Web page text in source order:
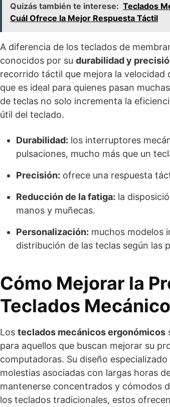
Quizás también te interese: Teclados
Cuál Ofrece la Mejor Respuesta Táctil
A diferencia de los teclados de
conocidos por su durabilidad y
recorrido táctil que mejora la velocidad
que es ideal para quienes pasan
de teclas no solo incrementa la
útil del teclado.
Durabilidad: los interruptores
pulsaciones, mucho más que un
Precisión: ofrece una respuesta
Reducción de la fatiga: la
manos y muñecas.
Personalización: muchos modelos
distribución de las teclas según las
Cómo Mejorar la
Teclados
Los teclados mecánicos ergonómicos
para aquellos que buscan mejorar su
computadoras. Su diseño
molestias asociadas con largas horas
mantenerse concentrados y cómodos
los teclados tradicionales, estos